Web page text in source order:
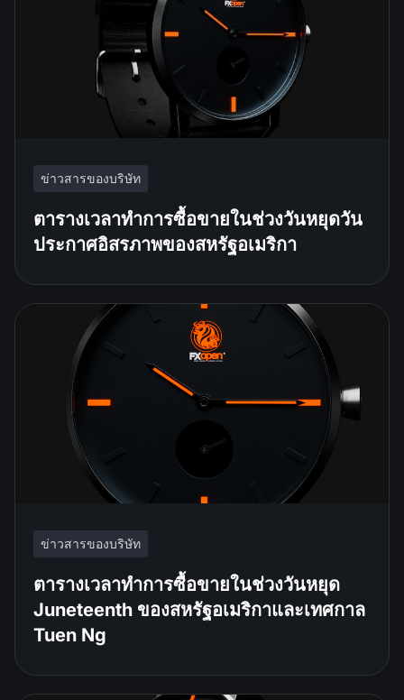
ข่าวสารของบริษัท
ตารางเวลาทำการซื้อขายในช่วงวันหยุดวัน
ประกาศอิสรภาพของสหรัฐอเมริกา
ข่าวสารของบริษัท
ตารางเวลาทำการซื้อขายในช่วงวันหยุด
Juneteenth ของสหรัฐอเมริกาและเทศกาล
Tuen Ng